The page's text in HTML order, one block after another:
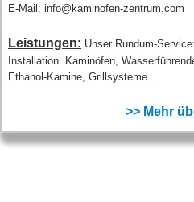
E-Mail: info@kaminofen-zentrum.com
Leistungen: Unser Rundum-
Installation. Kaminöfen,
Ethanol-Kamine, Grillsysteme...
>> Mehr